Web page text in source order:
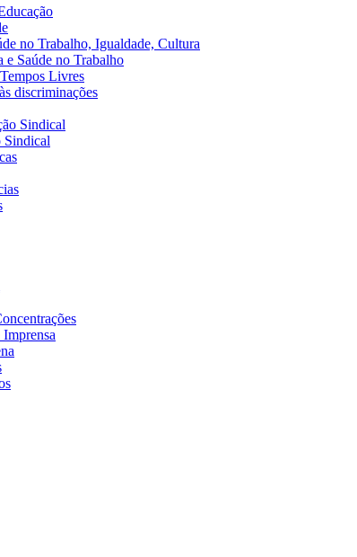
no Trabalho, Igualdade, Cultura
e Saúde no Trabalho
Livres
discriminações
Sindical
Sindical